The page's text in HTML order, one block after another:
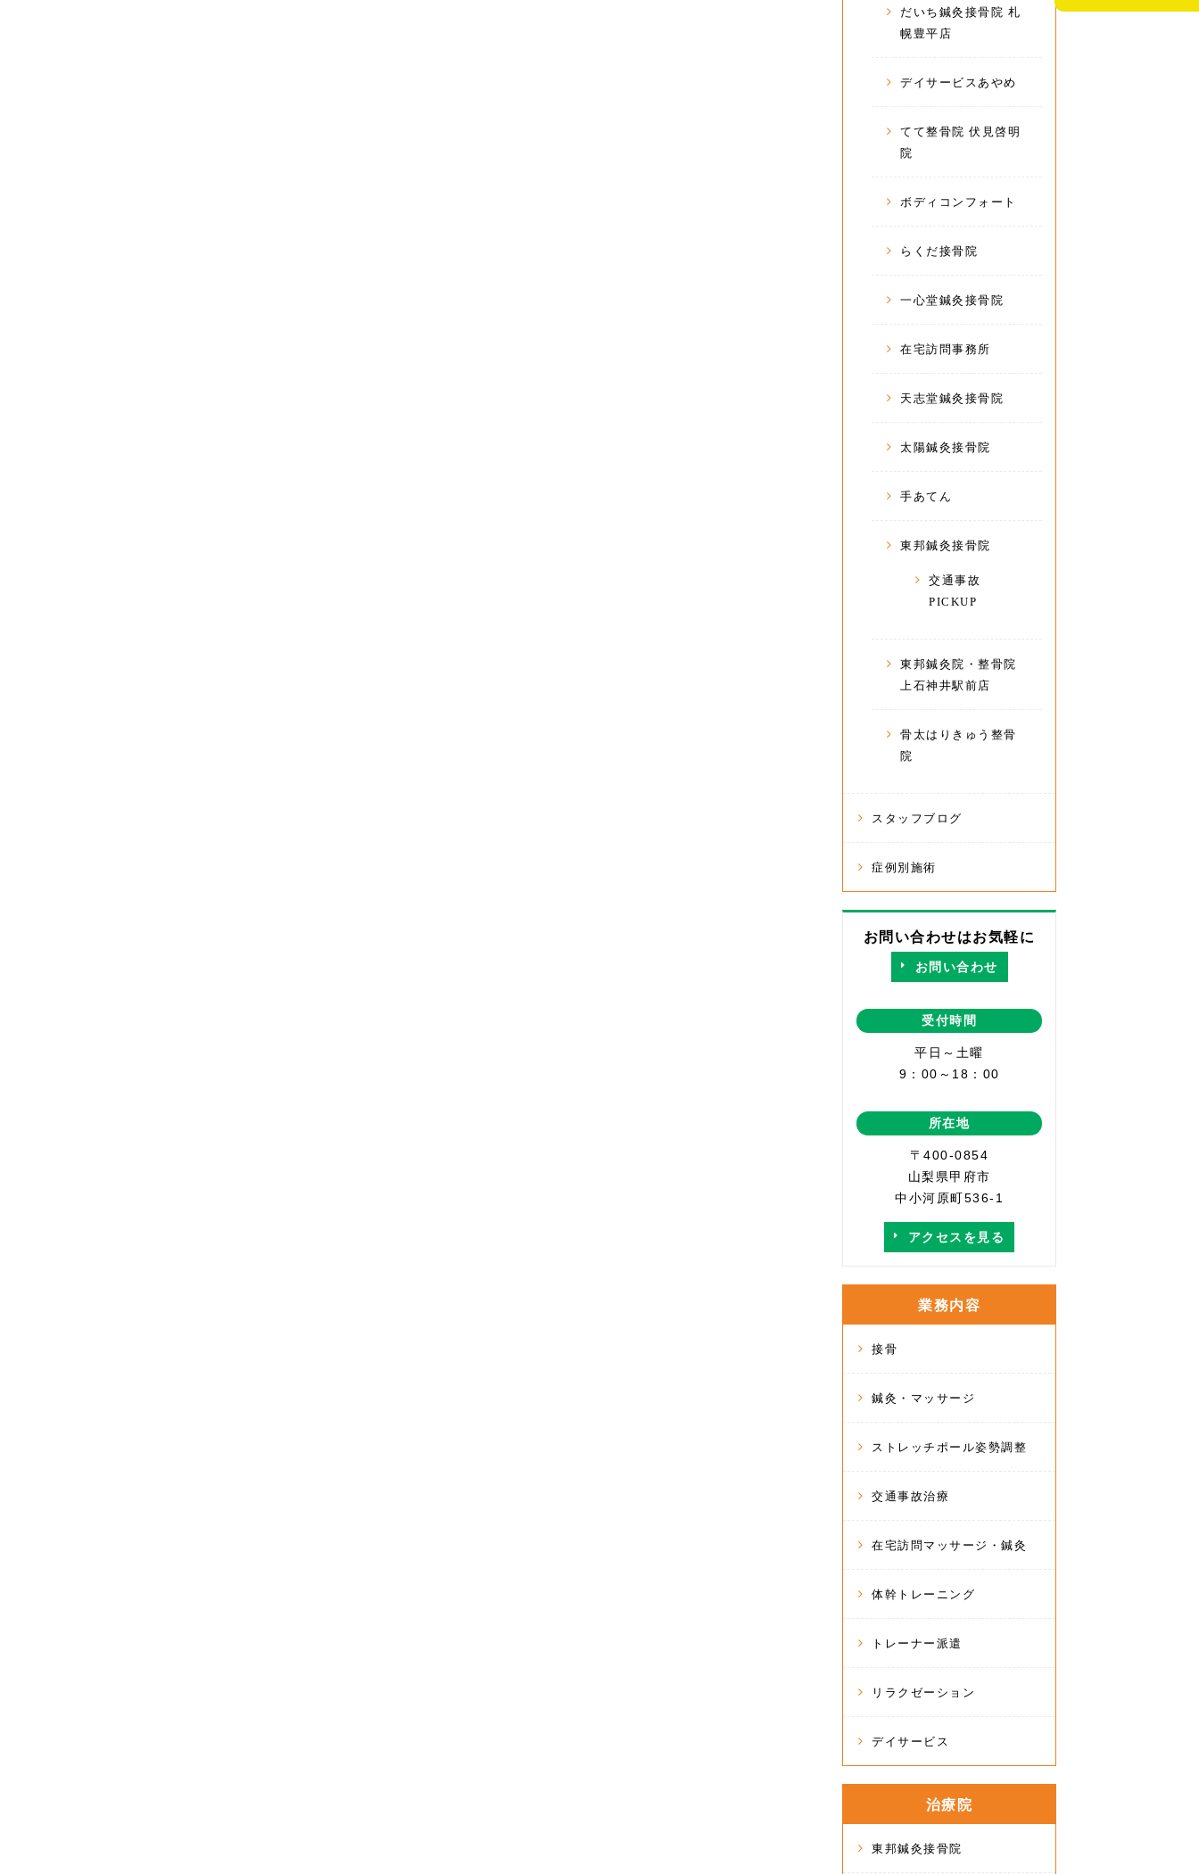
だいち鍼灸接骨院 札
幌豊平店
デイサービスあやめ
てて整骨院 伏見啓明
院
ボディコンフォート
らくだ接骨院
一心堂鍼灸接骨院
在宅訪問事務所
天志堂鍼灸接骨院
太陽鍼灸接骨院
手あてん
東邦鍼灸接骨院
交通事故
PICKUP
東邦鍼灸院・整骨院
上石神井駅前店
骨太はりきゅう整骨
院
スタッフブログ
症例別施術
お問い合わせはお気軽に
お問い合わせ
受付時間
平日～土曜
9：00～18：00
所在地
〒400-0854
山梨県甲府市
中小河原町536-1
アクセスを見る
業務内容
接骨
鍼灸・マッサージ
ストレッチポール姿勢調整
交通事故治療
在宅訪問マッサージ・鍼灸
体幹トレーニング
トレーナー派遣
リラクゼーション
デイサービス
治療院
東邦鍼灸接骨院